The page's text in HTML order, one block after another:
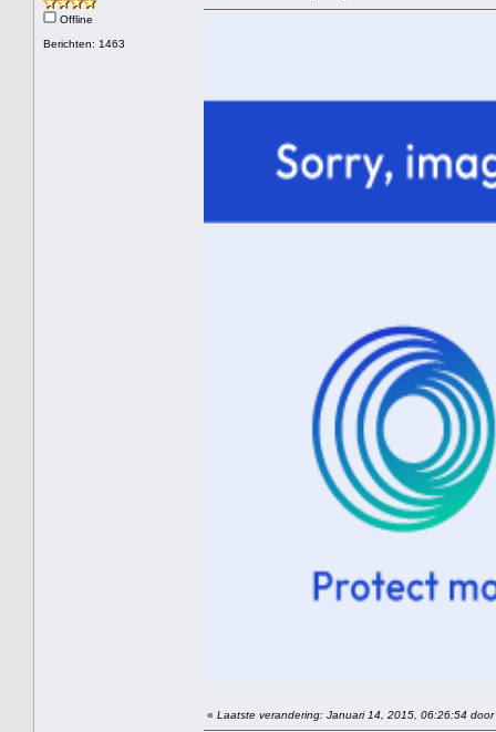
Offline
Berichten: 1463
« Laatste verandering: Januari 14, 2015, 06:26:54 door